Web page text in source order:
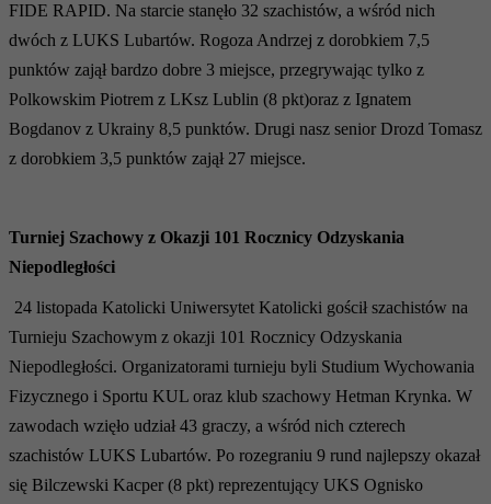
FIDE RAPID. Na starcie stanęło 32 szachistów, a wśród nich
dwóch z LUKS Lubartów. Rogoza Andrzej z dorobkiem 7,5
punktów zajął bardzo dobre 3 miejsce, przegrywając tylko z
Polkowskim Piotrem z LKsz Lublin (8 pkt)oraz z Ignatem
Bogdanov z Ukrainy 8,5 punktów. Drugi nasz senior Drozd Tomasz
z dorobkiem 3,5 punktów zajął 27 miejsce.
Turniej Szachowy z Okazji 101 Rocznicy Odzyskania
Niepodległości
24 listopada Katolicki Uniwersytet Katolicki gościł szachistów na
Turnieju Szachowym z okazji 101 Rocznicy Odzyskania
Niepodległości. Organizatorami turnieju byli Studium Wychowania
Fizycznego i Sportu KUL oraz klub szachowy Hetman Krynka. W
zawodach wzięło udział 43 graczy, a wśród nich czterech
szachistów LUKS Lubartów. Po rozegraniu 9 rund najlepszy okazał
się Bilczewski Kacper (8 pkt) reprezentujący UKS Ognisko